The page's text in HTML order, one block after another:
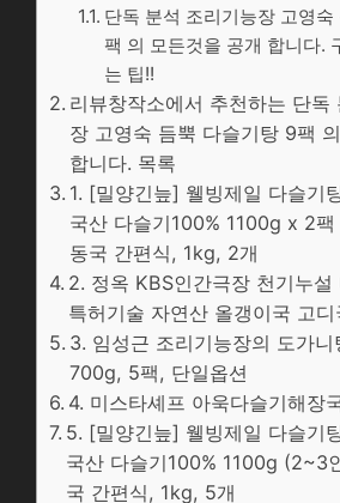
단독 분석 조리기능장 고영
팩 의 모든것을 공개 합니다.
는 팁!!
리뷰창작소에서 추천하는 단독
장 고영숙 듬뿍 다슬기탕 9팩
합니다. 목록
1. [밀양긴늪] 웰빙제일 다슬기
국산 다슬기100% 1100g x 2
동국 간편식, 1kg, 2개
2. 정옥 KBS인간극장 천기누
특허기술 자연산 올갱이국 고
3. 임성근 조리기능장의 도가
700g, 5팩, 단일옵션
4. 미스타셰프 아욱다슬기해장
5. [밀양긴늪] 웰빙제일 다슬기
국산 다슬기100% 1100g (2~3
국 간편식, 1kg, 5개